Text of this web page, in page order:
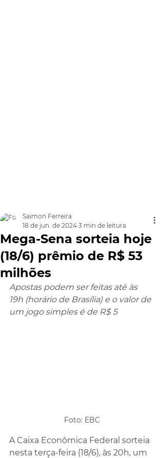
Mega-Sena sorteia hoje
(18/6) prêmio de R$ 53
milhões
Saimon Ferreira
18 de jun. de 2024 3 min de leitura
Apostas podem ser feitas até às
19h (horário de Brasília) e o valor de
um jogo simples é de R$ 5
Foto: EBC
A Caixa Econômica Federal sorteia
nesta terça-feira (18/6), às 20h, um